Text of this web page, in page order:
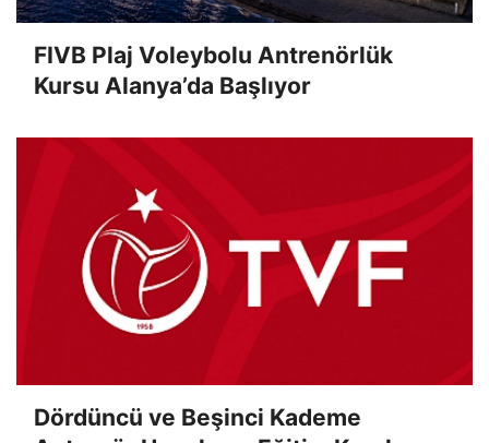
FIVB Plaj Voleybolu Antrenörlük
Kursu Alanya’da Başlıyor
Dördüncü ve Beşinci Kademe